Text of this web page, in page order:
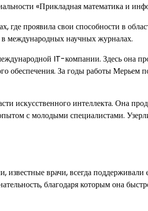
«Прикладная математика и
где проявила свои способности в
международных научных журналах.
IT-компании. Здесь она
обеспечения. За годы работы Мерьем
искусственного интеллекта. Она
с молодыми специалистами.
врачи, всегда поддерживали
благодаря которым она